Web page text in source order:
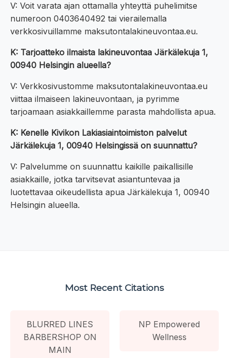
V: Voit varata ajan ottamalla yhteyttä puhelimitse
numeroon 0403640492 tai vierailemalla
verkkosivuillamme maksutontalakineuvontaa.eu.
K: Tarjoatteko ilmaista lakineuvontaa Järkälekuja 1,
00940 Helsingin alueella?
V: Verkkosivustomme maksutontalakineuvontaa.eu
viittaa ilmaiseen lakineuvontaan, ja pyrimme
tarjoamaan asiakkaillemme parasta mahdollista apua.
K: Kenelle Kivikon Lakiasiaintoimiston palvelut
Järkälekuja 1, 00940 Helsingissä on suunnattu?
V: Palvelumme on suunnattu kaikille paikallisille
asiakkaille, jotka tarvitsevat asiantuntevaa ja
luotettavaa oikeudellista apua Järkälekuja 1, 00940
Helsingin alueella.
Most Recent Citations
BLURRED LINES
BARBERSHOP ON
MAIN
NP Empowered
Wellness